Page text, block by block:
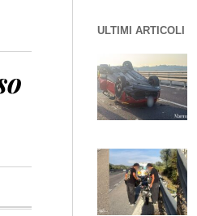
ULTIMI ARTICOLI